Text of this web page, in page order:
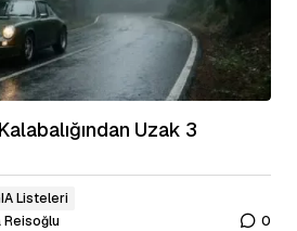
Uzak 3
Listeleri
Reisoğlu 0